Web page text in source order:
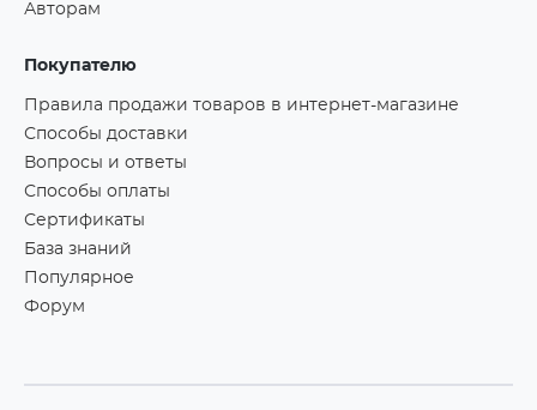
Авторам
Покупателю
Правила продажи товаров в интернет-магазине
Способы доставки
Вопросы и ответы
Способы оплаты
Сертификаты
База знаний
Популярное
Форум